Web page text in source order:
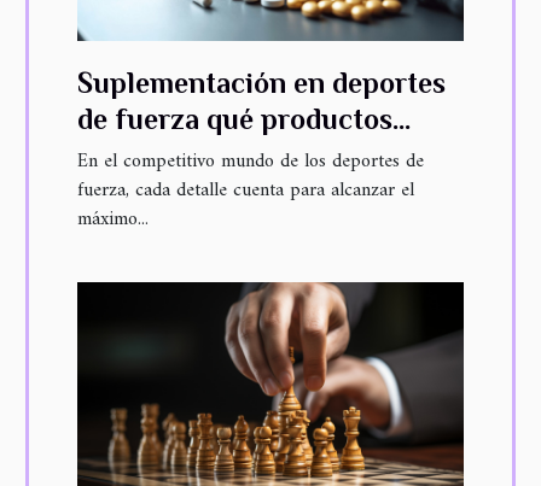
Suplementación en deportes
de fuerza qué productos
utilizar para maximizar tus
resultados
En el competitivo mundo de los deportes de
fuerza, cada detalle cuenta para alcanzar el
máximo...